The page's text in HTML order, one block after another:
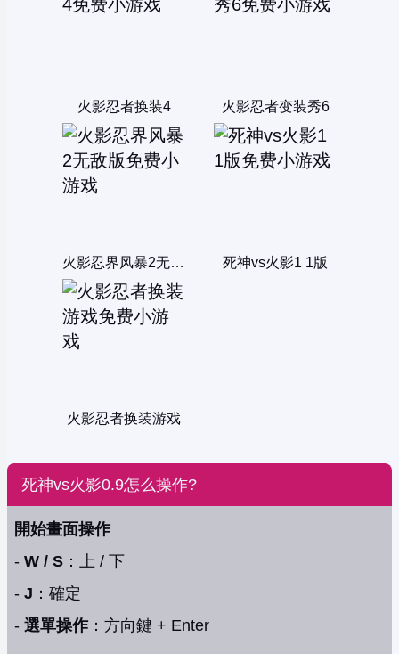
火影忍者换装4 火影忍者变装秀6
火影忍界风暴2无敌版 死神vs火影1 1版
火影忍者换装游戏
死神vs火影0.9怎么操作?
開始畫面操作
- W / S ：上 / 下
- J ：確定
- 選單操作：方向鍵 + Enter